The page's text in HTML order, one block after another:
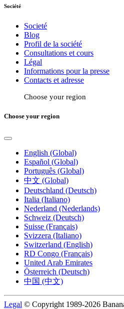
Société
Societé
Blog
Profil de la société
Consultations et cours
Légal
Informations pour la presse
Contacts et adresse
Choose your region
Choose your region
English (Global)
Español (Global)
Português (Global)
中文 (Global)
Deutschland (Deutsch)
Italia (Italiano)
Nederland (Nederlands)
Schweiz (Deutsch)
Suisse (Français)
Svizzera (Italiano)
Switzerland (English)
RD Congo (Français)
United Arab Emirates
Österreich (Deutsch)
中国 (中文)
Legal © Copyright 1989-2026